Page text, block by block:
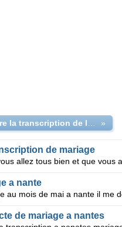
»
de mariage
a nante
de mariage a nantes